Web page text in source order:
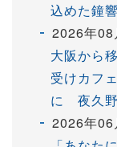
込めた鐘
2026年08
大阪から
受けカフ
に 夜久
2026年06